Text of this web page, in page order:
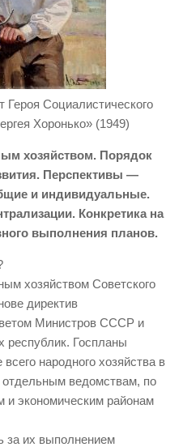
Социалистического
Хоронько» (1949)
хозяйством. Порядок
Перспективы —
и индивидуальные.
Конкретика на
выполнения планов.
хозяйством Советского
директив
Министров СССР и
Госпланы
народного хозяйства в
ведомствам, по
и экономическим районам
за их выполнением